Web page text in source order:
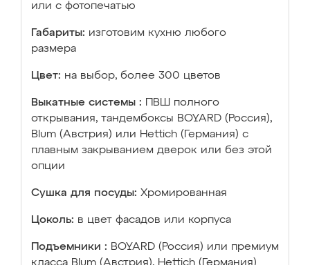
или с фотопечатью
Габариты: изготовим кухню любого
размера
Цвет: на выбор, более 300 цветов
Выкатные системы :
ПВШ полного
открывания, тандембоксы BOYARD (Россия),
Blum (Австрия) или Hettich (Германия) с
плавным закрыванием дверок или без этой
опции
Сушка для посуды: Хромированная
Цоколь: в цвет фасадов или корпуса
Подъемники : BOYARD (Россия) или премиум